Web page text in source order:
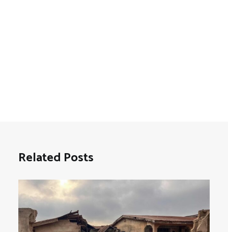
Related Posts